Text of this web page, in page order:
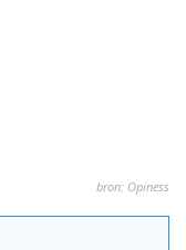
bron: Opiness